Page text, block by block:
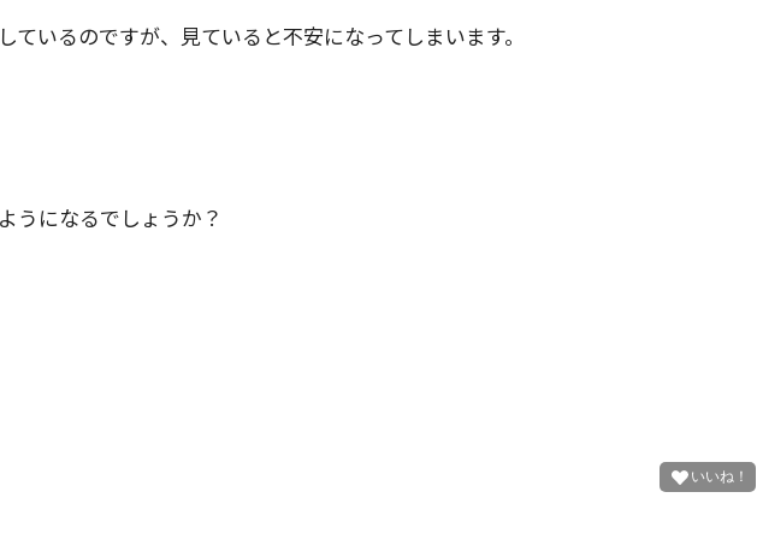
ているのですが、見ていると不安になってしまいます。
うになるでしょうか？